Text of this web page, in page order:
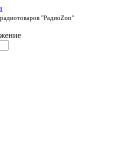
"РадиоZon"